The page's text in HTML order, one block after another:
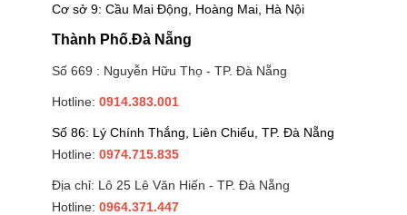
Cơ sở 9: Cầu Mai Động, Hoàng Mai, Hà Nội
Thành Phố.Đà Nẵng
Số 669 : Nguyễn Hữu Thọ - TP. Đà Nẵng
Hotline: 0914.383.001
Số 86: Lý Chính Thắng, Liên Chiểu, TP. Đà Nẵng
Hotline: 0974.715.835
Địa chỉ: Lô 25 Lê Văn Hiến - TP. Đà Nẵng
Hotline: 0964.371.447